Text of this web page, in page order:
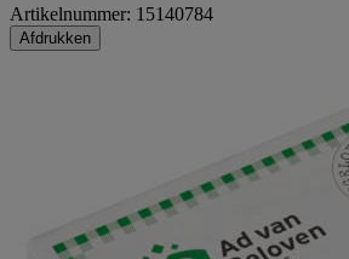
Artikelnummer: 15140784
Afdrukken